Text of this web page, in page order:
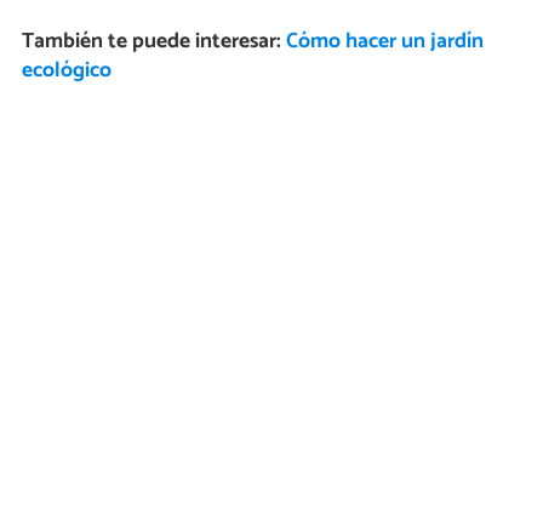
También te puede interesar:Cómo hacer un jardín
ecológico